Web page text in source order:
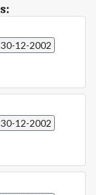
12-2002
12-2002